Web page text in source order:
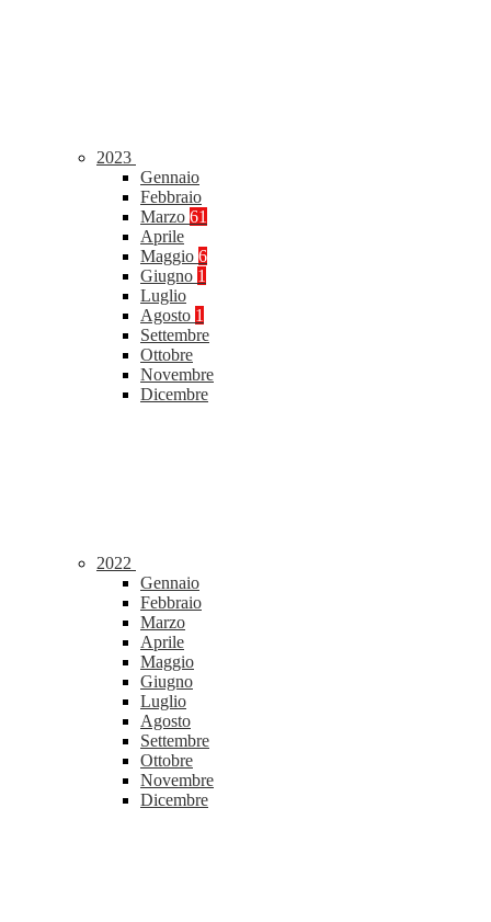
2023
Gennaio
Febbraio
Marzo 61
Aprile
Maggio 6
Giugno 1
Luglio
Agosto 1
Settembre
Ottobre
Novembre
Dicembre
2022
Gennaio
Febbraio
Marzo
Aprile
Maggio
Giugno
Luglio
Agosto
Settembre
Ottobre
Novembre
Dicembre